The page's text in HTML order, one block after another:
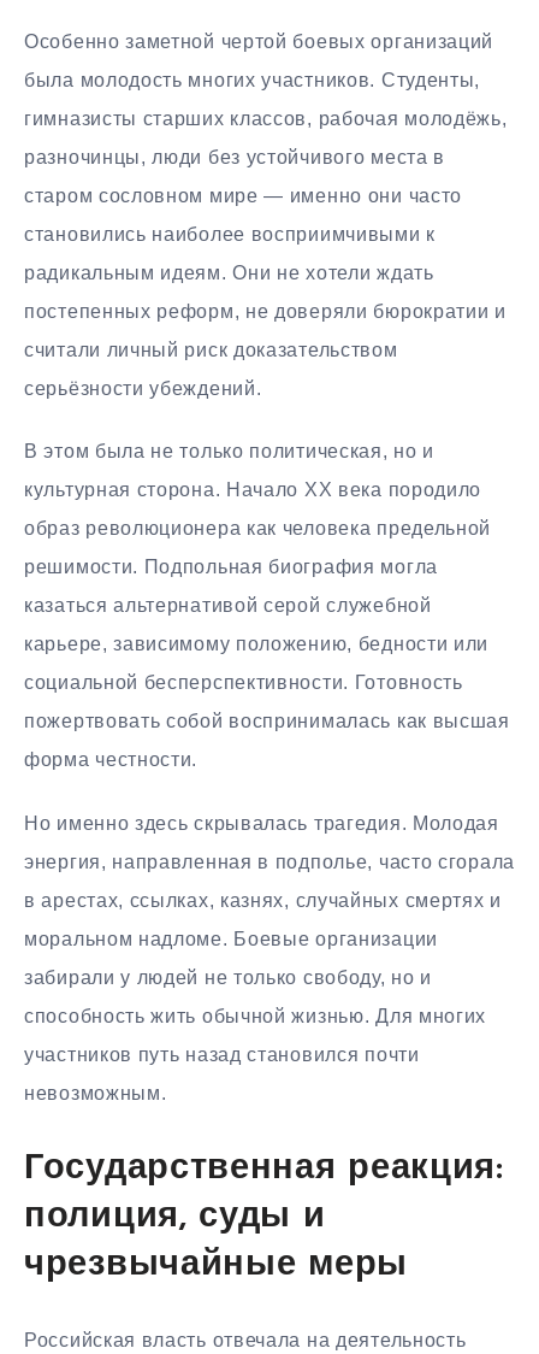
Особенно заметной чертой боевых организаций
была молодость многих участников. Студенты,
гимназисты старших классов, рабочая молодёжь,
разночинцы, люди без устойчивого места в
старом сословном мире — именно они часто
становились наиболее восприимчивыми к
радикальным идеям. Они не хотели ждать
постепенных реформ, не доверяли бюрократии и
считали личный риск доказательством
серьёзности убеждений.
В этом была не только политическая, но и
культурная сторона. Начало XX века породило
образ революционера как человека предельной
решимости. Подпольная биография могла
казаться альтернативой серой служебной
карьере, зависимому положению, бедности или
социальной бесперспективности. Готовность
пожертвовать собой воспринималась как высшая
форма честности.
Но именно здесь скрывалась трагедия. Молодая
энергия, направленная в подполье, часто сгорала
в арестах, ссылках, казнях, случайных смертях и
моральном надломе. Боевые организации
забирали у людей не только свободу, но и
способность жить обычной жизнью. Для многих
участников путь назад становился почти
невозможным.
Государственная реакция:
полиция, суды и
чрезвычайные меры
Российская власть отвечала на деятельность